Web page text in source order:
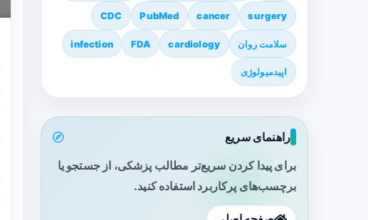
surgery
cancer
PubMed
CDC
سلامت روان cardiology
FDA
infection
اپیدمیولوژی
راهنمای سریع
برای پیدا کردن سریع‌تر مطالب پزشکی، از جستجو یا
برچسب‌های پرکاربرد استفاده کنید.